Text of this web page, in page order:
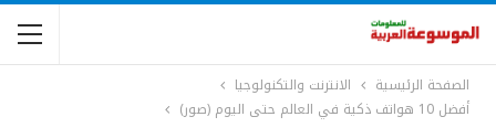
الصفحة الرئيسية
الانترنت والتكنولوجيا
أفضل 10 هواتف ذكية في العالم حتى اليوم (صور)